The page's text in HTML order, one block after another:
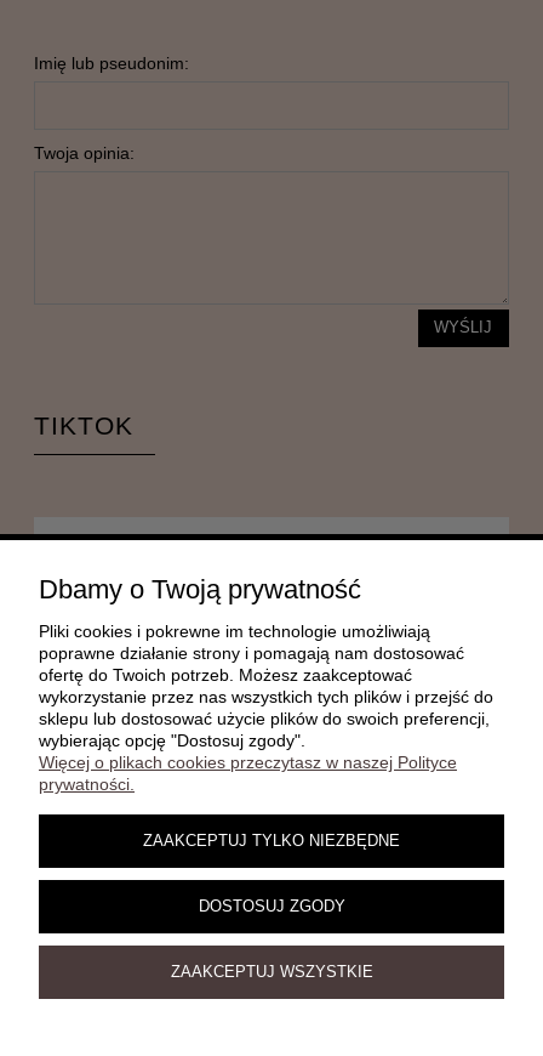
Imię lub pseudonim:
Twoja opinia:
WYŚLIJ
TIKTOK
MOJE KONTO
PŁATNOŚCI I DOSTAWA
INFORMACJE
O NAS
Damelz 3D | Jesiona 22C, 67-415 Kolsko | telefon:
mail:
Dbamy o Twoją prywatność
Pliki cookies i pokrewne im technologie umożliwiają
poprawne działanie strony i pomagają nam dostosować
ofertę do Twoich potrzeb. Możesz zaakceptować
wykorzystanie przez nas wszystkich tych plików i przejść do
sklepu lub dostosować użycie plików do swoich preferencji,
wybierając opcję "Dostosuj zgody".
Więcej o plikach cookies przeczytasz w naszej Polityce
prywatności.
ZAAKCEPTUJ TYLKO NIEZBĘDNE
DOSTOSUJ ZGODY
ZAAKCEPTUJ WSZYSTKIE